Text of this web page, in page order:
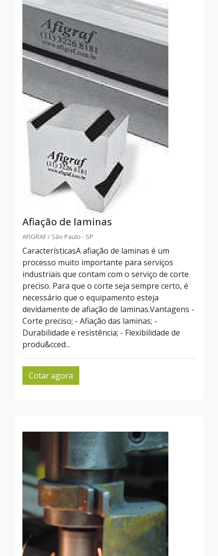
Afiação de laminas
AFIGRAF / São Paulo - SP
CaracterísticasA afiação de laminas é um
processo muito importante para serviços
industriais que contam com o serviço de corte
preciso. Para que o corte seja sempre certo, é
necessário que o equipamento esteja
devidamente de afiação de laminas.Vantagens -
Corte preciso; - Afiação das laminas; -
Durabilidade e resistência; - Flexibilidade de
produ&cced...
Cotar agora